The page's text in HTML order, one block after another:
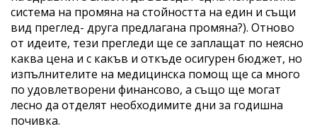
система на промяна на стойността на един и същи
вид преглед- друга предлагана промяна?). Отново
от идеите, тези прегледи ще се заплащат по неясно
каква цена и с какъв и откъде осигурен бюджет, но
изпълнителите на медицинска помощ ще са много
по удовлетворени финансово, а също ще могат
лесно да отделят необходимите дни за годишна
почивка.